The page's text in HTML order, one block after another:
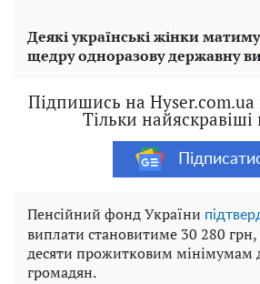
Деякі українські жінки
щедру одноразову державну
Підпишись на Hyser.com.ua
Тільки
Пенсійний фонд України
виплати становитиме 30 280
десяти прожитковим мінімумам
громадян.